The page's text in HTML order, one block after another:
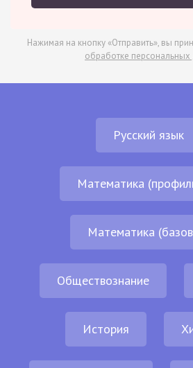
Нажимая на кнопку «Отправить», вы
обработке
Русский язык
Математика
Математика
Обществознание
История